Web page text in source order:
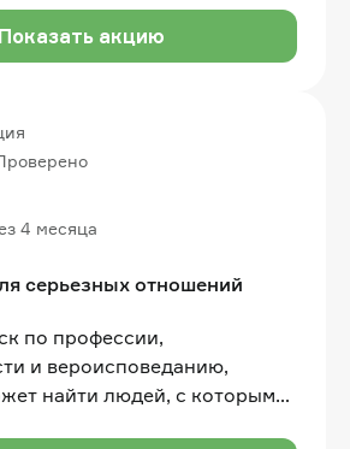
Показать акцию
серьезных отношений
4 месяца
по профессии,
и вероисповеданию,
найти людей, с которыми